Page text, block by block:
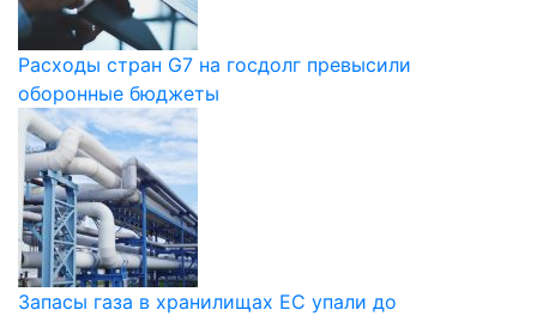
Расходы стран G7 на госдолг превысили
оборонные бюджеты
Запасы газа в хранилищах ЕС упали до